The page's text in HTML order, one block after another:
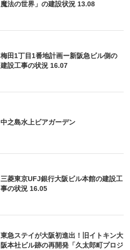
魔法の世界」の建設状況 13.08
梅田1丁目1番地計画ー新阪急ビル側の
建設工事の状況 16.07
中之島水上ビアガーデン
三菱東京UFJ銀行大阪ビル本館の建設工
事の状況 16.05
東急ステイが大阪初進出！旧イトキン大
阪本社ビル跡の再開発「久太郎町プロジ